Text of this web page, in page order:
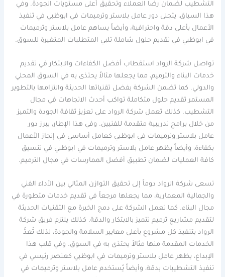
التشطيب لضمان رضا العملاء وتحقيق أعلى مستويات الجودة. وفي
هذا السياق، يتجلى دور عامل بلاستر وترميمات في ابوظبي في تنفيذ
الأعمال بأعلى دقة واحترافية، وأيضاً يساهم عامل بلاستر وترميمات
في ابوظبي في تقديم حلول شاملة تلبي المتطلبات المتغيرة للسوق.
تواصل شركة الرواد استقطاب أفضل الكفاءات والابتكار في تقديم
خدمات البناء والترميم، مما يجعلها مثالاً يحتذى به في السوق المحلي
والدولي. كما تضمن الشركة بفضل تقنياتها الحديثة والتزامها بالتطوير
المستمر تقديم حلول متكاملة تواكب أحدث الاتجاهات في مجال
التشطيب. كذلك تعمل شركة الرواد على تعزيز ثقافة الجودة والتميز
من خلال برامج تدريبية متقدمة للفنيين. وفي هذا الإطار، يبرز دور
عامل بلاستر وترميمات في ابوظبي كعامل أساسي في إنجاز الأعمال
بكفاءة، وأيضاً يظهر عامل بلاستر وترميمات في ابوظبي في تنسيق
كافة العمليات لضمان تطبيق أفضل الممارسات في مجال الترميم.
تسعى شركة الرواد دوماً إلى تحقيق التوازن المثالي بين الأداء الفني
والجمالية المعمارية، مما يجعلها مرجعاً في تقديم خدمات متطورة في
مجال البناء. كما تعمل الشركة على دمج الخبرة مع التقنيات الحديثة
لتقديم مشاريع ترميم تتميز بالابتكار والدقة. كذلك يلتزم فريق شركة
الرواد بتنفيذ كل مشروع بأعلى معايير السلامة والجودة، لذلك تُعدُّ
الخدمات المقدمة منها مثالاً يحتذى به في السوق. وفي قلب هذا
الإبداع، يظهر عامل بلاستر وترميمات في ابوظبي كعنصر رئيسي في
تنفيذ التشطيبات بدقة، وأيضاً يُستخدم عامل بلاستر وترميمات في